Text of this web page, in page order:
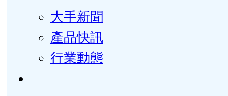
大手新聞
產品快訊
行業動態